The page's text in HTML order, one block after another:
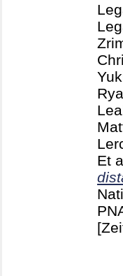
Et